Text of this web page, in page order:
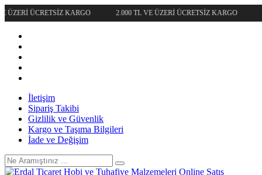
ÜZERİ ÜCRETSİZ KARGO 2.000 TL VE ÜZERİ ÜCRETSİZ KARGO
İletişim
Sipariş Takibi
Gizlilik ve Güvenlik
Kargo ve Taşıma Bilgileri
İade ve Değişim